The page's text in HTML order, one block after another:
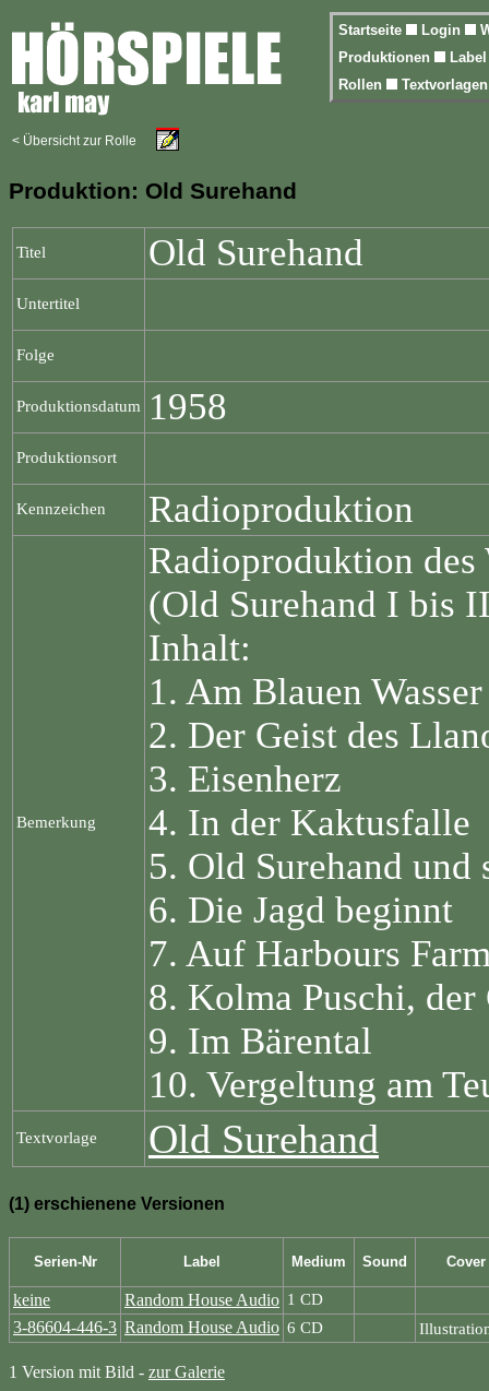
Startseite Login
Produktionen
Rollen
< Übersicht zur Rolle
Produktion: Old Surehand
Titel Old Surehand
Untertitel
Folge
Produktionsdatum 1958
Produktionsort
Kennzeichen Radioproduktion
Bemerkung
Radioproduktion
(Old Surehand I bis
Inhalt:
1. Am Blauen Wasser
2. Der Geist des
3. Eisenherz
4. In der Kaktusfalle
5. Old Surehand und
6. Die Jagd beginnt
7. Auf Harbours
8. Kolma Puschi,
9. Im Bärental
10. Vergeltung am
Textvorlage Old Surehand
(1) erschienene Versionen
Serien-Nr Label Medium Sound Cover
keine Random House Audio 1 CD
3-86604-446-3 Random House Audio 6 CD
1 Version mit Bild - zur Galerie